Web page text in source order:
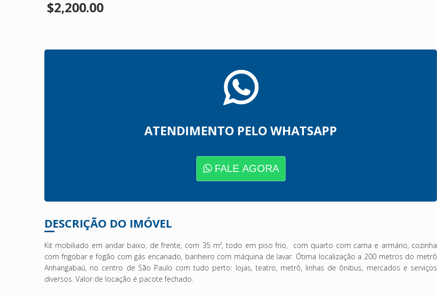
$2,200.00
ATENDIMENTO PELO WHATSAPP
FALE AGORA
DESCRIÇÃO DO IMÓVEL
Kit mobiliado em andar baixo, de frente, com 35 m², todo em piso frio, com quarto com cama e armário, cozinha
com frigobar e fogão com gás encanado, banheiro com máquina de lavar. Ótima localização a 200 metros do metrô
Anhangabaú, no centro de São Paulo com tudo perto: lojas, teatro, metrô, linhas de ônibus, mercados e serviços
diversos. Valor de locação é pacote fechado.